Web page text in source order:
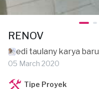
RENOV
edi taulany karya baru
05 March 2020
Tipe Proyek